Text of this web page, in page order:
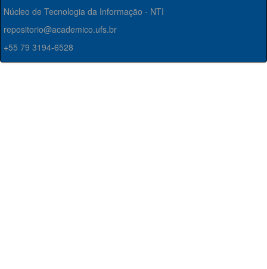
Núcleo de Tecnologia da Informação - NTI
repositorio@academico.ufs.br
+55 79 3194-6528